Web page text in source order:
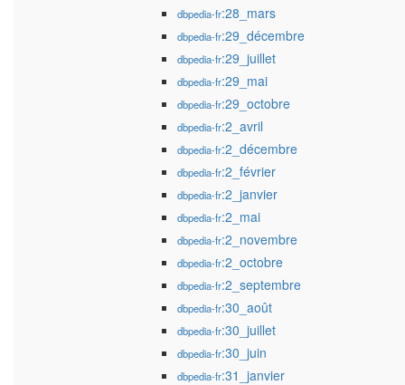
dbpedia-fr:28_mars
dbpedia-fr:29_décembre
dbpedia-fr:29_juillet
dbpedia-fr:29_mai
dbpedia-fr:29_octobre
dbpedia-fr:2_avril
dbpedia-fr:2_décembre
dbpedia-fr:2_février
dbpedia-fr:2_janvier
dbpedia-fr:2_mai
dbpedia-fr:2_novembre
dbpedia-fr:2_octobre
dbpedia-fr:2_septembre
dbpedia-fr:30_août
dbpedia-fr:30_juillet
dbpedia-fr:30_juin
dbpedia-fr:31_janvier